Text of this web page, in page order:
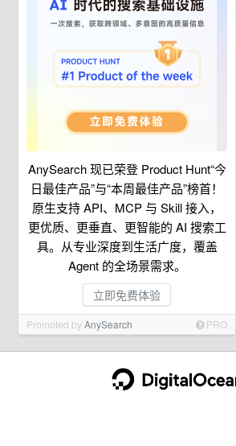
AnySearch 现已荣登 Product Hunt“今
日最佳产品”与“本周最佳产品”榜首！
原生支持 API、MCP 与 Skill 接入，
更优质、更垂直、更智能的 AI 搜索工
具。从专业深度到生活广度，覆盖
Agent 的全场景需求。
立即免费体验
Promoted byAnySearch PRO